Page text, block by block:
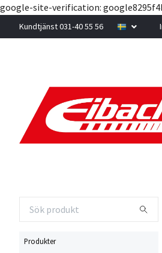
google-site-verification:
Kundtjänst 031-40 55 56
Produkter